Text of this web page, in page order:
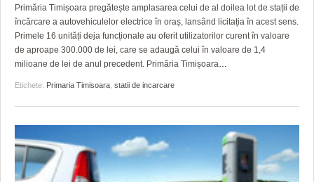
GRĂDINA TAICII DOMNULUI
ZIARISTU’ DE TERASĂ
CU OIŞTEA-N KIERKEGAARD
FINANŢĂRI DE LA A LA Z
CRONICĂ DE FILM
UNDE MERGEM
FILME DOCUMENTARE
CLIPURI VIDEO
ACCIDENTE
ANUNŢURI
INFO SI UTILE
CULTURA
JUSTITIE
FILME DOCUMENTARE
Primăria Timișoara pregătește amplasarea celui de al doilea lot de stații de
încărcare a autovehiculelor electrice în oraș, lansând licitația în acest sens.
Primele 16 unități deja funcționale au oferit utilizatorilor curent în valoare
de aproape 300.000 de lei, care se adaugă celui în valoare de 1,4
milioane de lei de anul precedent. Primăria Timișoara…
Etichete: Primaria Timisoara statii de incarcare